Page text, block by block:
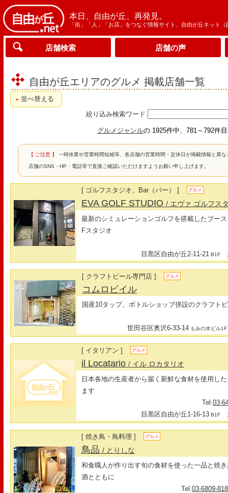
本日、自由が丘、再発見。
「街」「人」「お店」をつなぐ情報サイト、自由が丘ネット（
店舗検索 店舗の声
自由が丘エリアのグルメ 掲載店舗一覧
並べ替える
絞り込み検索ワード
グルメジャンルの 1925件中、781～792件
【 ご注意 】 一時休業や営業時間短縮等、各店舗の営業時間・定休日が掲載情報と異
店舗のSNS・HP・電話等で直接ご確認いただけますようお願い申し上げます。
[ ゴルフスタジオ、Bar（バー） ] グルメ
EVA GOLF STUDIO/ エヴァ ゴルフス
最新のシミュレーションゴルフを搭載したブー
Fスタジオ
目黒区自由が丘2-11-21 B1F
[ クラフトビール専門店 ] グルメ
コムロビイル
国産10タップ、ボトルショップ併設のクラフト
世田谷区奥沢6-33-14 もみの木ビル1F
[ イタリアン ] グルメ
il Locatario/ イル ロカタリオ
日本各地の生産者から届く新鮮な食材を使用し
ます
Tel.03-
目黒区自由が丘1-16-13 B1F
[ 焼き鳥・鳥料理 ] グルメ
鳥品/ とりしな
和食職人が作り出す旬の食材を使った一品と焼
酒とともに
Tel.03-6809-